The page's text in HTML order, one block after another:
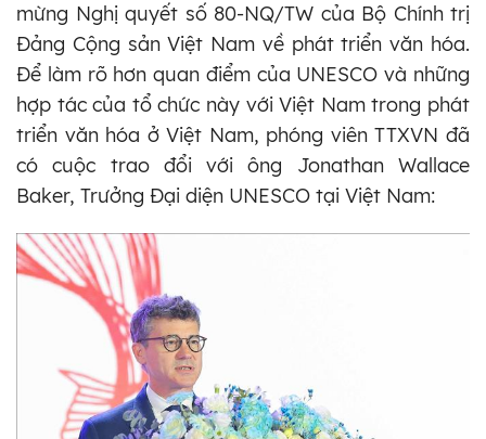
mừng Nghị quyết số 80-NQ/TW của Bộ Chính trị
Đảng Cộng sản Việt Nam về phát triển văn hóa.
Để làm rõ hơn quan điểm của UNESCO và những
hợp tác của tổ chức này với Việt Nam trong phát
triển văn hóa ở Việt Nam, phóng viên TTXVN đã
có cuộc trao đổi với ông Jonathan Wallace
Baker, Trưởng Đại diện UNESCO tại Việt Nam: